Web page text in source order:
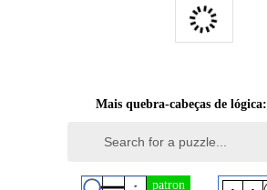
Mais quebra-cabeças de lógica: